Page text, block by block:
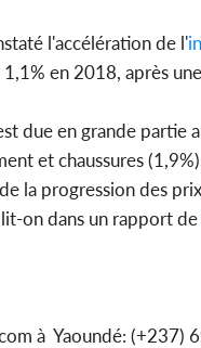
l'accélération de l'
1,1% en 2018, après
due en grande partie
et chaussures
la progression des
on dans un rapport
à Yaoundé: (+237)